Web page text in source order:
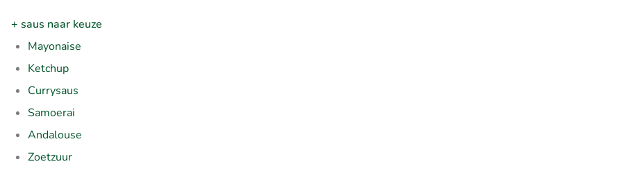
+ saus naar keuze
Mayonaise
Ketchup
Currysaus
Samoerai
Andalouse
Zoetzuur